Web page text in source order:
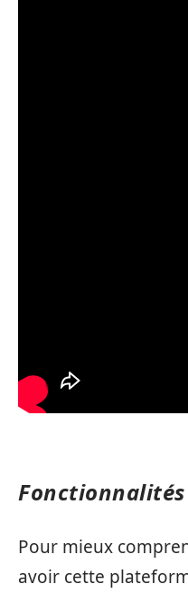
Fonctionnalités
Pour mieux
avoir cette